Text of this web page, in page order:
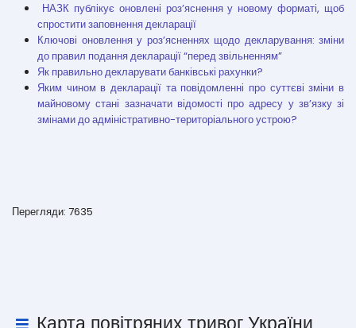
НАЗК публікує оновлені роз’яснення у новому форматі, щоб
спростити заповнення декларації
Ключові оновлення у роз’ясненнях щодо декларування: зміни
до правил подання декларації “перед звільненням”
Як правильно декларувати банківські рахунки?
Яким чином в декларації та повідомленні про суттєві зміни в
майновому стані зазначати відомості про адресу у зв’язку зі
змінами до адміністративно-територіального устрою?
Перегляди: 7635